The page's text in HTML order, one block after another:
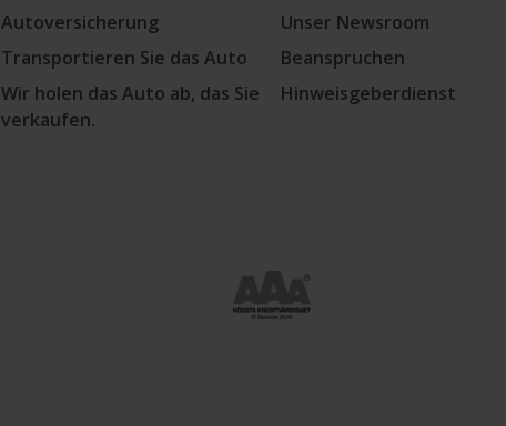
Autoversicherung
Transportieren Sie das Auto
Wir holen das Auto ab, das Sie
verkaufen.
Unser Newsroom
Beanspruchen
Hinweisgeberdienst